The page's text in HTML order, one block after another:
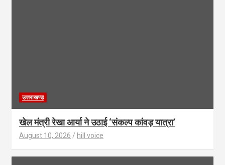
उत्तराखण्ड
खेल मंत्री रेखा आर्या ने उठाई ‘संकल्प कांवड़ यात्रा’
August 10, 2026 hill voice